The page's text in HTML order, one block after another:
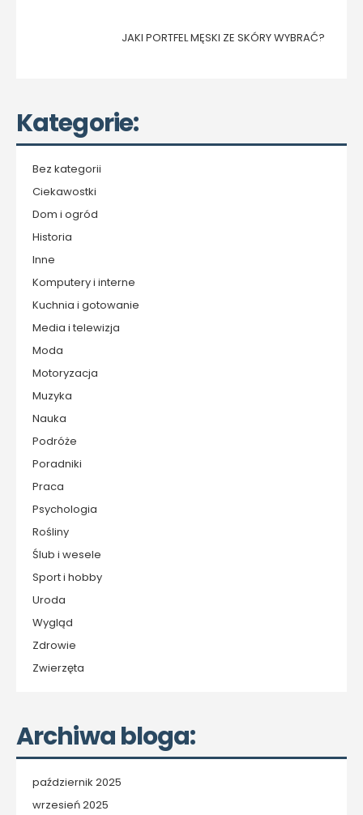
JAKI PORTFEL MĘSKI ZE SKÓRY WYBRAĆ?
Kategorie:
Bez kategorii
Ciekawostki
Dom i ogród
Historia
Inne
Komputery i interne
Kuchnia i gotowanie
Media i telewizja
Moda
Motoryzacja
Muzyka
Nauka
Podróże
Poradniki
Praca
Psychologia
Rośliny
Ślub i wesele
Sport i hobby
Uroda
Wygląd
Zdrowie
Zwierzęta
Archiwa bloga:
październik 2025
wrzesień 2025